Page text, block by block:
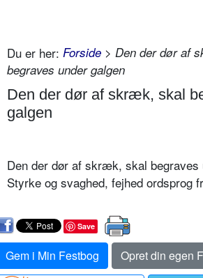
Du er her: Forside > Den der dør af
begraves under galgen
Den der dør af skræk, skal
galgen
Den der dør af skræk, skal begraves
Styrke og svaghed, fejhed ordsprog
Save
Gem i Min Festbog
Opret din egen